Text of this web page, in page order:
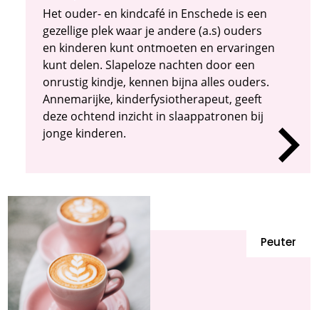
Het ouder- en kindcafé in Enschede is een
gezellige plek waar je andere (a.s) ouders
en kinderen kunt ontmoeten en ervaringen
kunt delen. Slapeloze nachten door een
onrustig kindje, kennen bijna alles ouders.
Annemarijke, kinderfysiotherapeut, geeft
deze ochtend inzicht in slaappatronen bij
jonge kinderen.
Peuter